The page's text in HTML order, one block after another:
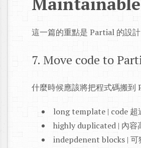
這一篇的重點是 Partial 的設計
7. Move code to
什麼時候應該將把程式碼搬到
long template | code 超
highly duplicated | 內容
indepdenent blocks |